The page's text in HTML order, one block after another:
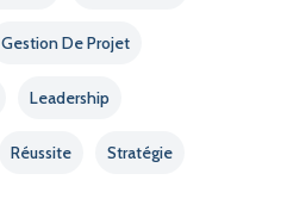
Gestion De Projet
Leadership
Réussite Stratégie